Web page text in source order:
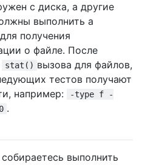
с диска, а другие
выполнить a
для получения
о файле. После
stat() вызова для файлов,
тестов получают
например:
-type f -
.
выполнить